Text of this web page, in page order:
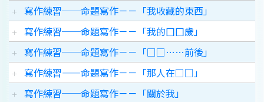
寫作練習──命題寫作－－「我收藏的東西」
寫作練習──命題寫作－－「我的囗囗歲」
寫作練習──命題寫作－－「□□……前後」
寫作練習——命題寫作－－「那人在□□」
寫作練習──命題寫作－－「關於我」